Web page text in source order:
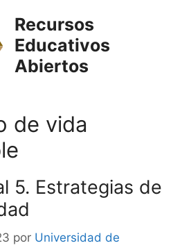
Recursos
Educativos
Abiertos
de vida
5. Estrategias de
por Universidad de